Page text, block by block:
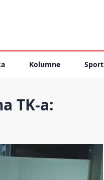
Kolumne Sport
TK-a: